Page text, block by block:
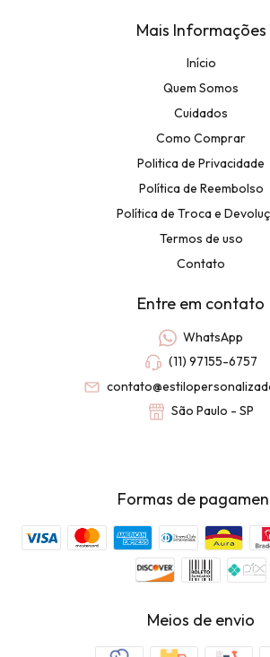
Mais Informações
Início
Quem Somos
Cuidados
Como Comprar
Politica de Privacidade
Política de Reembolso
Política de Troca e
Termos de uso
Contato
Entre em contato
WhatsApp
(11) 97155-6757
São Paulo - SP
Formas de
Meios de envio